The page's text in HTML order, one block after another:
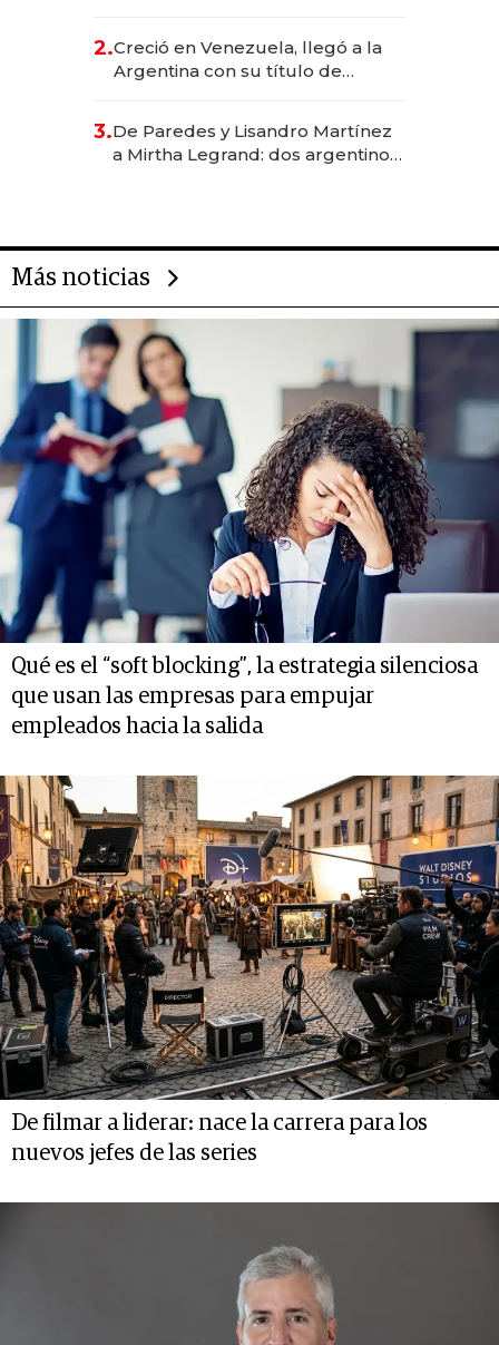
2.Creció en Venezuela, llegó a la
Argentina con su título de
las marcas "fast premium"
3.De Paredes y Lisandro Martínez
a Mirtha Legrand: dos argentinos
Más noticias
Qué es el “soft blocking”, la estrategia silenciosa
que usan las empresas para empujar
empleados hacia la salida
De filmar a liderar: nace la carrera para los
nuevos jefes de las series